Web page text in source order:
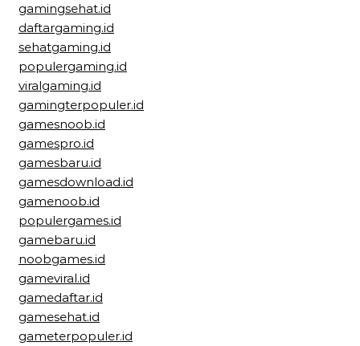
gamingsehat.id
daftargaming.id
sehatgaming.id
populergaming.id
viralgaming.id
gamingterpopuler.id
gamesnoob.id
gamespro.id
gamesbaru.id
gamesdownload.id
gamenoob.id
populergames.id
gamebaru.id
noobgames.id
gameviral.id
gamedaftar.id
gamesehat.id
gameterpopuler.id